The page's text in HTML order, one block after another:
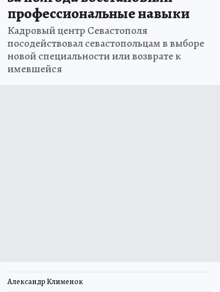
профессиональные навыки
Кадровый центр Севастополя
посодействовал севастопольцам в выборе
новой специальности или возврате к
имевшейся
Александр Клименок